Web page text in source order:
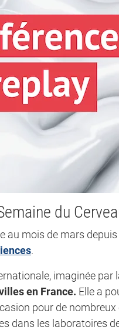
du
au mois de mars
.
imaginée par
en France. Elle a
pour de
dans les laboratoires